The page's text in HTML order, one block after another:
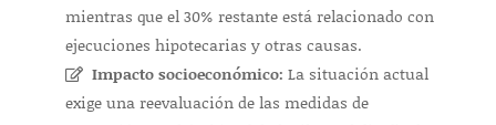
mientras que el 30% restante está relacionado con
ejecuciones hipotecarias y otras causas.
Impacto socioeconómico: La situación actual
exige una reevaluación de las medidas de